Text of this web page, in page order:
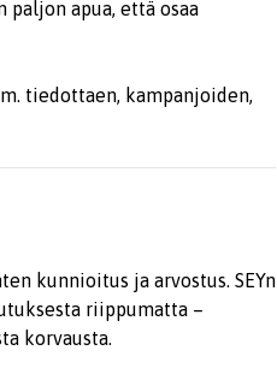
apua, että osaa
tiedottaen, kampanjoiden,
kunnioitus ja arvostus. SEYn
riippumatta –
korvausta.